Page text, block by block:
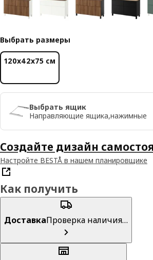
Выбрать размеры
120x42x75 см
Выбрать ящик
Направляющие ящика,нажимные
Создайте дизайн
Настройте BESTÅ в нашем планировщике
Как получить
ДоставкаПроверка наличия…